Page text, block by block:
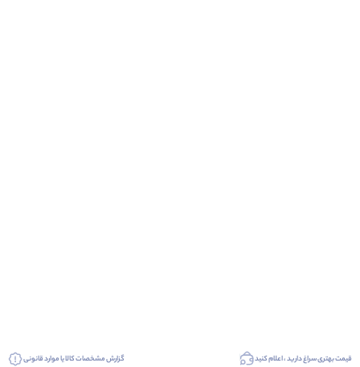
قیمت بهتری سراغ دارید ، اعلام کنید گزارش مشخصات کالا یا موارد قانونی